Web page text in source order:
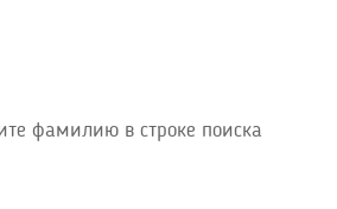
фамилию в строке поиска